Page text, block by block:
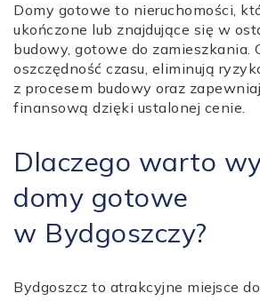
Domy gotowe to nieruchomości,
ukończone lub znajdujące się w
budowy, gotowe do zamieszkania.
oszczędność czasu, eliminują
z procesem budowy oraz
finansową dzięki ustalonej cenie.
Dlaczego warto
domy gotowe
w Bydgoszczy?
Bydgoszcz to atrakcyjne miejsce